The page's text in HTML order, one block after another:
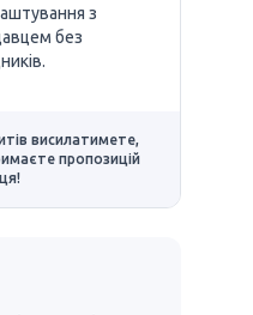
з
без
висилатимете,
пропозицій